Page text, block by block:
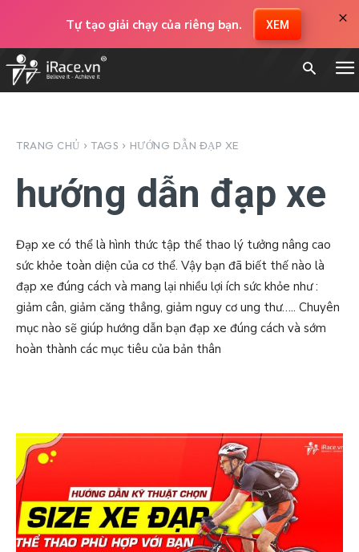
Tự tạo giải chạy của riêng bạn. XEM ×
TRANG CHỦ TAGS HƯỚNG DẪN ĐẠP XE
hướng dẫn đạp xe
Đạp xe có thể là hình thức tập thể thao lý tưởng nâng cao
sức khỏe toàn diện của cơ thể. Vậy bạn đã biết thế nào là
đạp xe đúng cách và mang lại nhiều lợi ích sức khỏe như :
giảm cân, giảm căng thẳng, giảm nguy cơ ung thư….. Chuyên
mục nào sẽ giúp hướng dẫn bạn đạp xe đúng cách và sớm
hoàn thành các mục tiêu của bản thân